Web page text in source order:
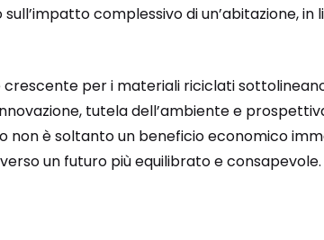
complessivo di un’abitazione, in
crescente per i materiali riciclati
tutela dell’ambiente e
non è soltanto un beneficio economico
un futuro più equilibrato e consapevole.